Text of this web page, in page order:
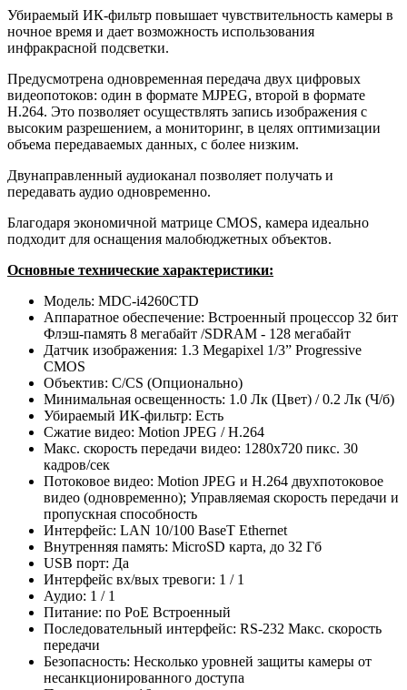
Убираемый ИК-фильтр повышает чувствительность камеры в
ночное время и дает возможность использования
инфракрасной подсветки.
Предусмотрена одновременная передача двух цифровых
видеопотоков: один в формате MJPEG, второй в формате
H.264. Это позволяет осуществлять запись изображения с
высоким разрешением, а мониторинг, в целях оптимизации
объема передаваемых данных, с более низким.
Двунаправленный аудиоканал позволяет получать и
передавать аудио одновременно.
Благодаря экономичной матрице CMOS, камера идеально
подходит для оснащения малобюджетных объектов.
Основные технические характеристики:
Модель: MDC-i4260СTD
Аппаратное обеспечение: Встроенный процессор 32 бит
Флэш-память 8 мегабайт /SDRAM - 128 мегабайт
Датчик изображения: 1.3 Megapixel 1/3” Progressive
CMOS
Объектив: C/CS (Опционально)
Минимальная освещенность: 1.0 Лк (Цвет) / 0.2 Лк (Ч/б)
Убираемый ИК-фильтр: Есть
Сжатие видео: Motion JPEG / H.264
Макс. скорость передачи видео: 1280х720 пикс. 30
кадров/сек
Потоковое видео: Motion JPEG и H.264 двухпотоковое
видео (одновременно); Управляемая скорость передачи и
пропускная способность
Интерфейс: LAN 10/100 BaseT Ethernet
Внутренняя память: MicroSD карта, до 32 Гб
USB порт: Да
Интерфейс вх/вых тревоги: 1 / 1
Аудио: 1 / 1
Питание: по PoE Встроенный
Последовательный интерфейс: RS-232 Макс. скорость
передачи
Безопасность: Несколько уровней защиты камеры от
несанкционированного доступа